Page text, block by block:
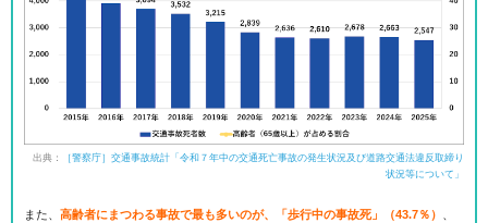
出典：
［警察庁］交通事故統計「令和７年中の交通死亡事故の発生状況及び道路交通法違反取締り
状況等について」
また、 高齢者にまつわる事故で最も多いのが、「歩行中の事故死」（43.7％）